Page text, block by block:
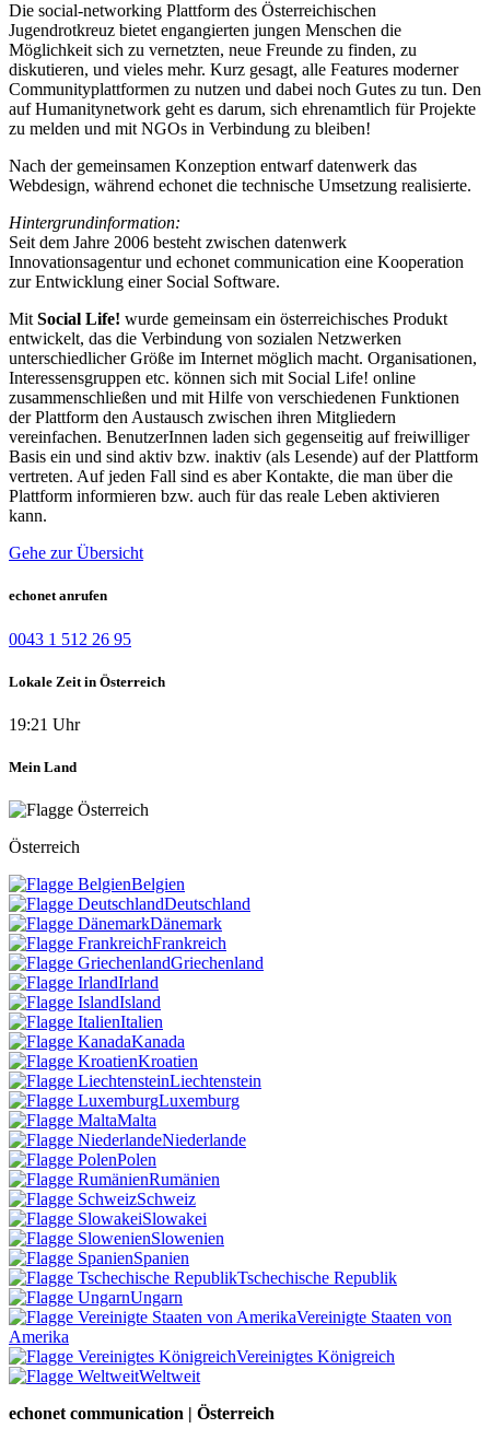
Die social-networking Plattform des Österreichischen
Jugendrotkreuz bietet engangierten jungen Menschen die
Möglichkeit sich zu vernetzten, neue Freunde zu finden, zu
diskutieren, und vieles mehr. Kurz gesagt, alle Features moderner
Communityplattformen zu nutzen und dabei noch Gutes zu tun. Den
auf Humanitynetwork geht es darum, sich ehrenamtlich für Projekte
zu melden und mit NGOs in Verbindung zu bleiben!
Nach der gemeinsamen Konzeption entwarf datenwerk das
Webdesign, während echonet die technische Umsetzung realisierte.
Hintergrundinformation:
Seit dem Jahre 2006 besteht zwischen datenwerk
Innovationsagentur und echonet communication eine Kooperation
zur Entwicklung einer Social Software.
Mit Social Life! wurde gemeinsam ein österreichisches Produkt
entwickelt, das die Verbindung von sozialen Netzwerken
unterschiedlicher Größe im Internet möglich macht. Organisationen,
Interessensgruppen etc. können sich mit Social Life! online
zusammenschließen und mit Hilfe von verschiedenen Funktionen
der Plattform den Austausch zwischen ihren Mitgliedern
vereinfachen. BenutzerInnen laden sich gegenseitig auf freiwilliger
Basis ein und sind aktiv bzw. inaktiv (als Lesende) auf der Plattform
vertreten. Auf jeden Fall sind es aber Kontakte, die man über die
Plattform informieren bzw. auch für das reale Leben aktivieren
kann.
Gehe zur Übersicht
echonet anrufen
0043 1 512 26 95
Lokale Zeit in Österreich
19:21 Uhr
Mein Land
Österreich
Belgien
Deutschland
Dänemark
Frankreich
Griechenland
Irland
Island
Italien
Kanada
Kroatien
Liechtenstein
Luxemburg
Malta
Niederlande
Polen
Rumänien
Schweiz
Slowakei
Slowenien
Spanien
Tschechische Republik
Ungarn
Vereinigte Staaten von
Amerika
Vereinigtes Königreich
Weltweit
echonet communication | Österreich